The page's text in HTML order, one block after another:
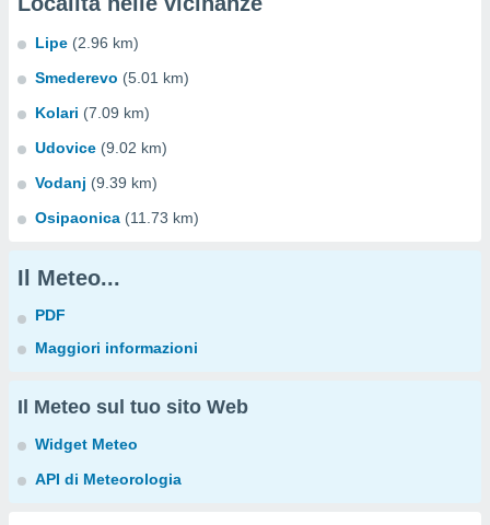
Lipe (2.96 km)
Smederevo (5.01 km)
Kolari (7.09 km)
Udovice (9.02 km)
Vodanj (9.39 km)
Osipaonica (11.73 km)
Il Meteo...
PDF
Maggiori informazioni
Il Meteo sul tuo sito Web
Widget Meteo
API di Meteorologia